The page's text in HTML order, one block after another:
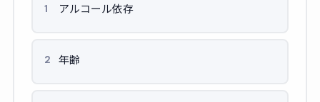
1 アルコール依存
2 年齢